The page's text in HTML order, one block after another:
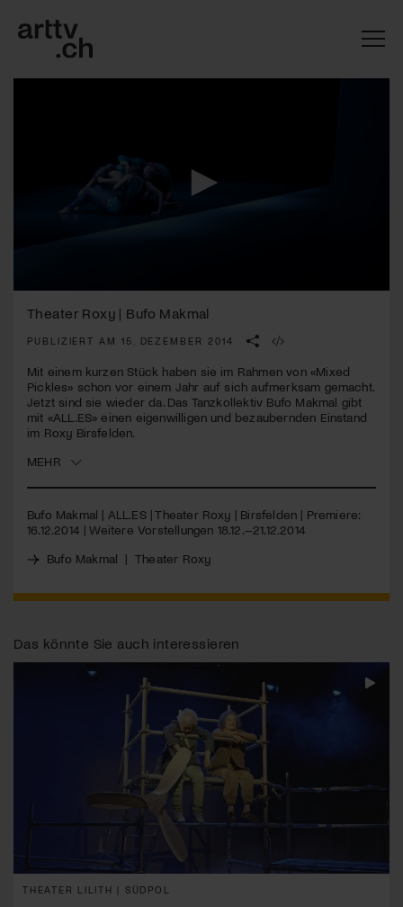
seconds
14
seconds
Theater Roxy | Bufo Makmal
PUBLIZIERT AM 15. DEZEMBER 2014
Mit einem kurzen Stück haben sie im Rahmen von «Mixed
Pickles» schon vor einem Jahr auf sich aufmerksam gemacht.
Jetzt sind sie wieder da. Das Tanzkollektiv Bufo Makmal gibt
mit «ALL.ES» einen eigenwilligen und bezaubernden Einstand
im Roxy Birsfelden.
MEHR
Bufo Makmal | ALL .ES | Theater Roxy | Birsfelden | Premiere:
16.12.2014 | Weitere Vorstellungen 18.12.–21.12.2014
Bufo Makmal |Theater Roxy
Das könnte Sie auch interessieren
THEATER LILITH | SÜDPOL
Mach mit: «Be Part of the Art»!
Engagiere dich als Kulturliebhaber:in, Kulturschaffende(r) oder
Mit deiner Mitgliedschaft erhältst du kostenlosen Zugang zu
diversen Kulturevents.
Jetzt Mitglied werden